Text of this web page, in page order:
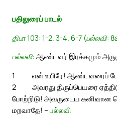
பதிலுரைப் பாடல்
திபா 103: 1-2. 3-4. 6-7 (பல்லவி:
பல்லவி: ஆண்டவர் இரக்கமும்
1
என் உயிரே! ஆண்டவரைப்
அவரது திருப்பெயரை
2
போற்றிடு! அவருடைய
மறவாதே! – பல்லவி